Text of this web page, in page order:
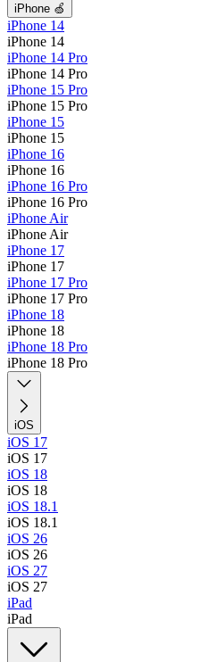
iPhone 🍏
iPhone 14
iPhone 14
iPhone 14 Pro
iPhone 14 Pro
iPhone 15 Pro
iPhone 15 Pro
iPhone 15
iPhone 15
iPhone 16
iPhone 16
iPhone 16 Pro
iPhone 16 Pro
iPhone Air
iPhone Air
iPhone 17
iPhone 17
iPhone 17 Pro
iPhone 17 Pro
iPhone 18
iPhone 18
iPhone 18 Pro
iPhone 18 Pro
iOS
iOS 17
iOS 17
iOS 18
iOS 18
iOS 18.1
iOS 18.1
iOS 26
iOS 26
iOS 27
iOS 27
iPad
iPad